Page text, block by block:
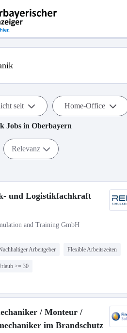
seit Home-Office
Jobs in Oberbayern
Relevanz
und Logistikfachkraft
and Training GmbH
Arbeitgeber Flexible Arbeitszeiten
>= 30
/ Monteur /
im Brandschutz